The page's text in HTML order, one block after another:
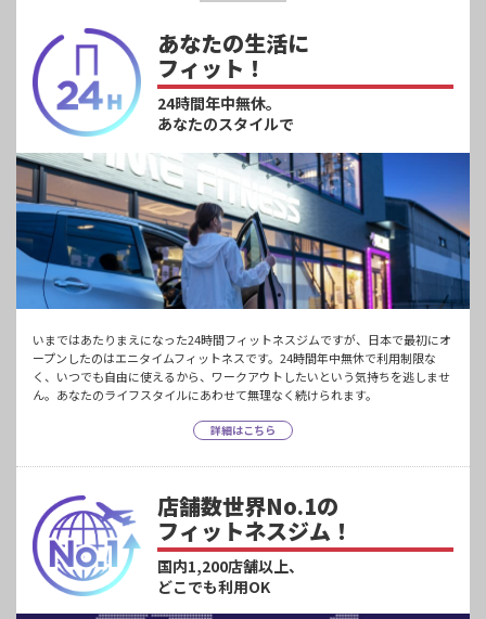
あなたの生活に
フィット！
24時間年中無休。
あなたのスタイルで
いまではあたりまえになった24時間フィットネスジムですが、日本で最初にオ
ープンしたのはエニタイムフィットネスです。24時間年中無休で利用制限な
く、いつでも自由に使えるから、ワークアウトしたいという気持ちを逃しませ
ん。あなたのライフスタイルにあわせて無理なく続けられます。
詳細はこちら
店舗数世界No.1の
フィットネスジム！
国内1,200店舗以上、
どこでも利用OK